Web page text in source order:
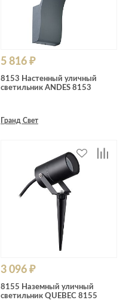
5 816 ₽
8153 Настенный уличный
светильник ANDES 8153
Гранд Свет
3 096 ₽
8155 Наземный уличный
светильник QUEBEC 8155